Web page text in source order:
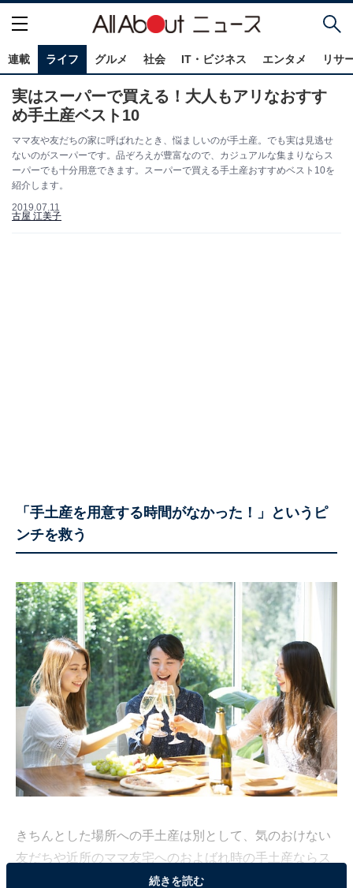
連載 ライフ グルメ 社会 IT・ビジネス エンタメ リサ
実はスーパーで買える！大人もアリなおすす
め手土産ベスト10
ママ友や友だちの家に呼ばれたとき、悩ましいのが手土産。でも実は見逃せ
ないのがスーパーです。品ぞろえが豊富なので、カジュアルな集まりならス
ーパーでも十分用意できます。スーパーで買える手土産おすすめベスト10を
紹介します。
2019.07.11
古屋 江美子
「手土産を用意する時間がなかった！」というピ
ンチを救う
きちんとした場所への手土産は別として、気のおけない
友だちや近所のママ友宅へのおよばれ時の手土産ならス
ーパー調達でOKなことも。もちろんカジュアルな印象に
続きを読む